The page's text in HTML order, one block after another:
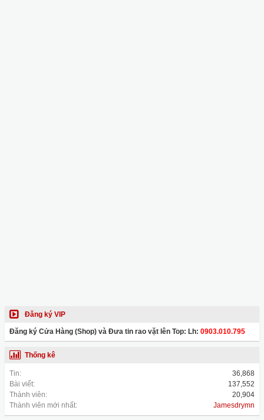
Đăng ký VIP
Đăng ký Cửa Hàng (Shop) và Đưa tin rao vặt lên Top: Lh: 0903.010.795
Thống kê
Tin:
36,868
Bài viết:
137,552
Thành viên:
20,904
Thành viên mới nhất:
Jamesdrymn